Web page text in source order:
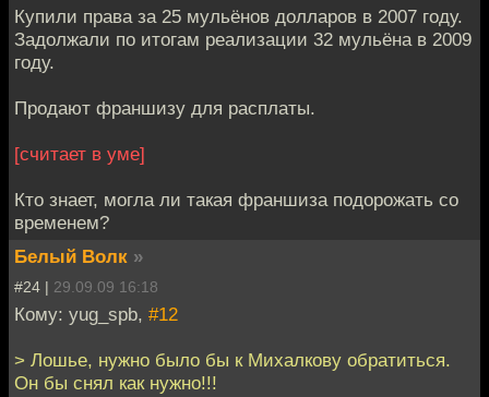
Купили права за 25 мульёнов долларов в 2007 году.
Задолжали по итогам реализации 32 мульёна в 2009
году.
Продают франшизу для расплаты.
[считает в уме]
Кто знает, могла ли такая франшиза подорожать со
временем?
Белый Волк »
#24 | 29.09.09 16:18
Кому: yug_spb, #12
> Лошье, нужно было бы к Михалкову обратиться.
Он бы снял как нужно!!!